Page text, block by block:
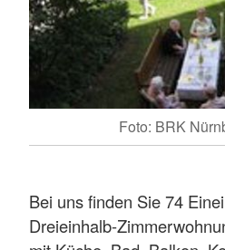
Foto: BRK
Bei uns finden Sie 74
Dreieinhalb-